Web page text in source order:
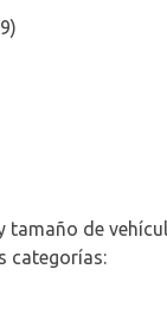
tamaño de
categorías: